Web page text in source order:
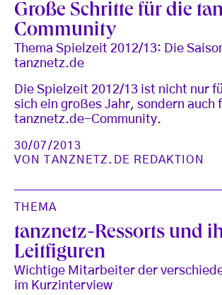
Große Schritte für die
Community
Thema Spielzeit 2012/13: Die
tanznetz.de
Die Spielzeit 2012/13 ist nicht nur
sich ein großes Jahr, sondern auch
tanznetz.de-Community.
30/07/2013
VON
TANZNETZ.DE REDAKTION
THEMA
tanznetz-Ressorts und
Leitfiguren
Wichtige Mitarbeiter der
im Kurzinterview